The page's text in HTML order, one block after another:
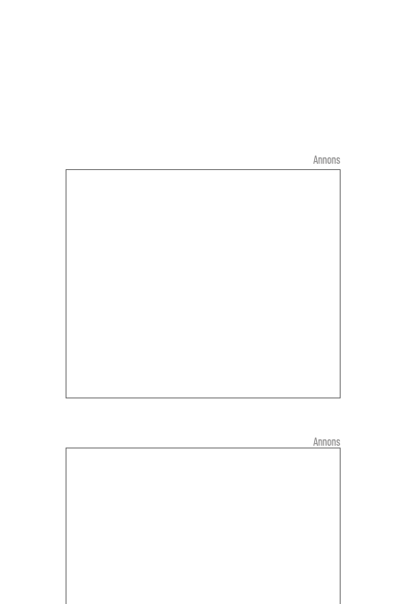
Annons
Annons